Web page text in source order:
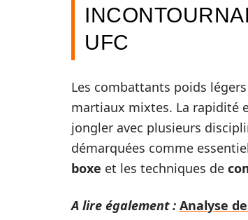
UFC
Les combattants poids
martiaux mixtes. La rapidité
jongler avec plusieurs
démarquées comme
boxe et les techniques de
A lire également : Analyse